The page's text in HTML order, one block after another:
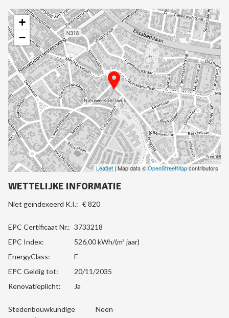
+
−
Leaflet | Map data ©OpenStreetMapcontributors
WETTELIJKE INFORMATIE
Niet geïndexeerd K.I.: € 820
EPC Certificaat Nr.: 3733218
EPC Index:
526,00 kWh/(m² jaar)
EnergyClass:
F
EPC Geldig tot:
20/11/2035
Renovatieplicht:
Ja
Stedenbouwkundige
Neen